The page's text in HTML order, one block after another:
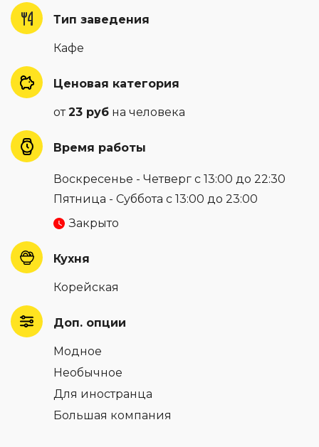
Тип заведения
Кафе
Ценовая категория
от23 руб на человека
Время работы
Воскресенье - Четверг с 13:00 до 22:30
Пятница - Суббота с 13:00 до 23:00
Закрыто
Кухня
Корейская
Доп. опции
Модное
Необычное
Для иностранца
Большая компания